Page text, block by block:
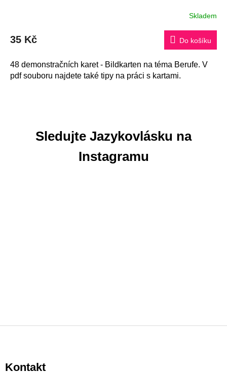
Skladem
35 Kč Do košíku
48 demonstračních karet - Bildkarten na téma Berufe. V
pdf souboru najdete také tipy na práci s kartami.
Sledujte Jazykovlásku na
Instagramu
pKontakt